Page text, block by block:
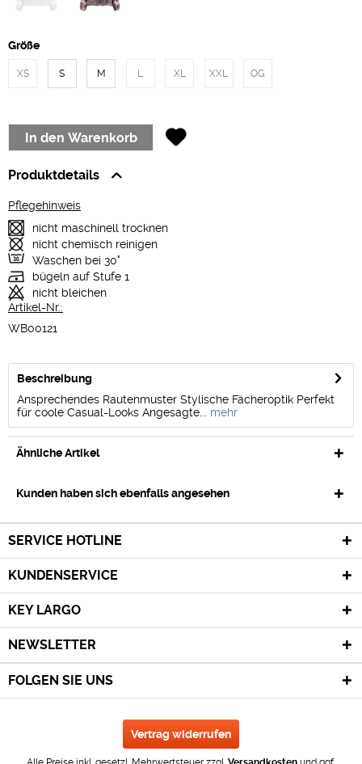
Größe
XS S M L XL XXL OG
In den Warenkorb
Produktdetails
Pflegehinweis
nicht maschinell trocknen
nicht chemisch reinigen
Waschen bei 30°
bügeln auf Stufe 1
nicht bleichen
Artikel-Nr.:
WB00121
Beschreibung
Ansprechendes Rautenmuster Stylische Fächeroptik Perfekt
für coole Casual-Looks Angesagte...
mehr
Ähnliche Artikel
Kunden haben sich ebenfalls angesehen
SERVICE HOTLINE
KUNDENSERVICE
KEY LARGO
NEWSLETTER
FOLGEN SIE UNS
Vertrag widerrufen